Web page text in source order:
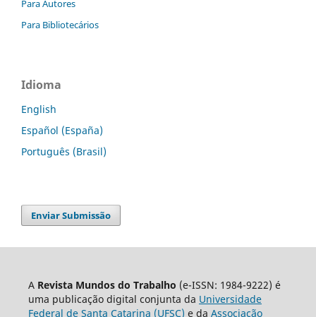
Para Autores
Para Bibliotecários
Idioma
English
Español (España)
Português (Brasil)
Enviar Submissão
A Revista Mundos do Trabalho (e-ISSN: 1984-9222) é
uma publicação digital conjunta da Universidade
Federal de Santa Catarina (UFSC) e da Associação